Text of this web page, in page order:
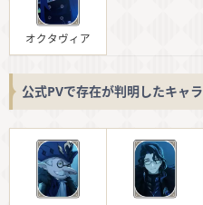
オクタヴィア
公式PVで存在が判明したキャラ